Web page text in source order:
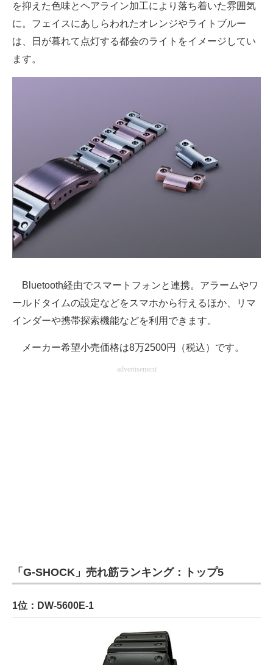
を抑えた色味とヘアライン加工により落ち着いた雰囲気
に。フェイスにあしらわれたオレンジやライトブルー
は、日が暮れて点灯する都会のライトをイメージしてい
ます。
Bluetooth経由でスマートフォンと連携。アラームやワ
ールドタイムの設定などをスマホから行えるほか、リマ
インダーや携帯探索機能などを利用できます。
メーカー希望小売価格は8万2500円（税込）です。
advertisement
「G-SHOCK」売れ筋ランキング：トップ5
1位：DW-5600E-1